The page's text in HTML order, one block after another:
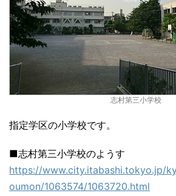
志村第三小学校
指定学区の小学校です。
■志村第三小学校のようす
https://www.city.itabashi.tokyo.jp/
oumon/1063574/1063720.html